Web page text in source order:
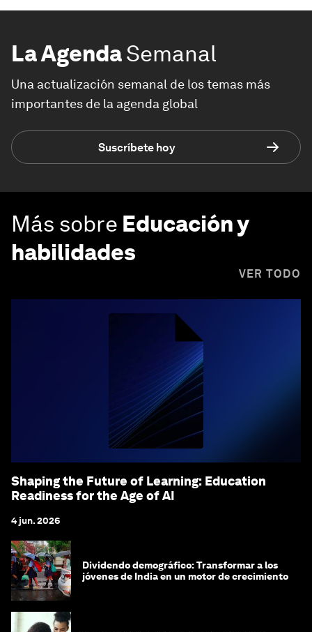
La AgendaSemanal
Una actualización semanal de los temas más
importantes de la agenda global
Suscríbete hoy
Más sobre Educación y
habilidades
VER TODO
Shaping the Future of Learning: Education
Readiness for the Age of AI
4 jun. 2026
Dividendo demográfico: Transformar a los
jóvenes de India en un motor de crecimiento